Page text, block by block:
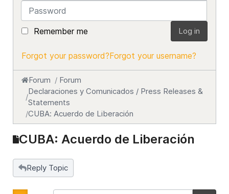
Password
Remember me Log in
Forgot your password?Forgot your username?
Forum
Forum
Declaraciones y Comunicados / Press Releases &
Statements
CUBA: Acuerdo de Liberación
CUBA: Acuerdo de Liberación
Reply Topic